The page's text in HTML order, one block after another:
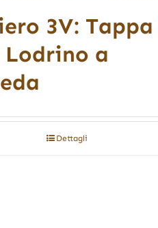
3V: Tappa
Lodrino a
Dettagli